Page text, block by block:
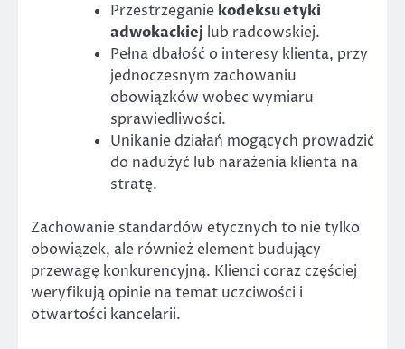
Przestrzeganie kodeksu etyki
adwokackiej lub radcowskiej.
Pełna dbałość o interesy klienta, przy
jednoczesnym zachowaniu
obowiązków wobec wymiaru
sprawiedliwości.
Unikanie działań mogących prowadzić
do nadużyć lub narażenia klienta na
stratę.
Zachowanie standardów etycznych to nie tylko
obowiązek, ale również element budujący
przewagę konkurencyjną. Klienci coraz częściej
weryfikują opinie na temat uczciwości i
otwartości kancelarii.